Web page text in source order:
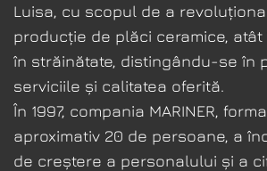
Luisa, cu scopul de a
producție de plăci ceramice, atât
în străinătate, distingându-se în
serviciile și calitatea oferită.
În 1997, compania MARINER,
aproximativ 20 de persoane, a
de creștere a personalului și a
0771 261 043
Str. Divizia 9 Cavalerie 64,
Oferta este valabilă pentru produsele participante, în limita